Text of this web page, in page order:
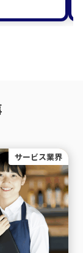
サービス業界